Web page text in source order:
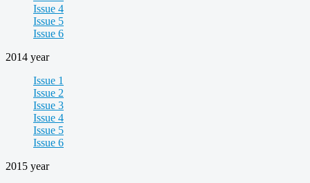
Issue 4
Issue 5
Issue 6
2014 year
Issue 1
Issue 2
Issue 3
Issue 4
Issue 5
Issue 6
2015 year